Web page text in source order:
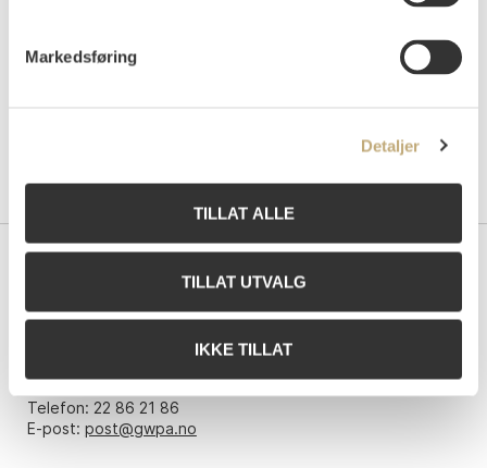
Markedsføring
Detaljer
TILLAT ALLE
TILLAT UTVALG
IKKE TILLAT
Grev Wedels Plass Auksjoner AS
Telefon: 22 86 21 86
E-post: post@gwpa.no